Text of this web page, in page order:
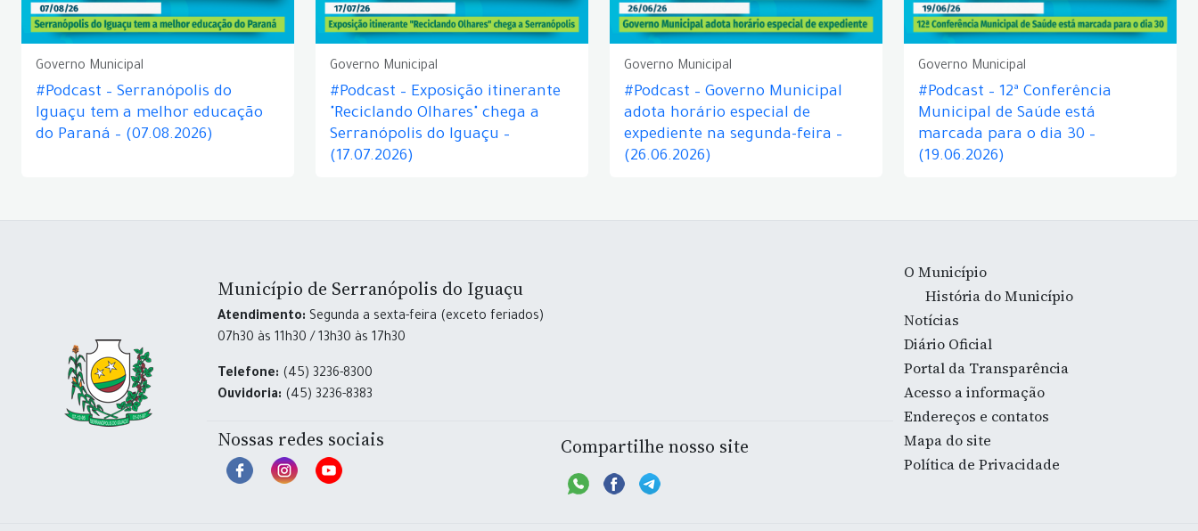
Governo Municipal
#Podcast – Serranópolis do
Iguaçu tem a melhor educação
do Paraná – (07.08.2026)
Governo Municipal
#Podcast – Exposição itinerante
"Reciclando Olhares" chega a
Serranópolis do Iguaçu –
(17.07.2026)
Governo Municipal
#Podcast – Governo Municipal
adota horário especial de
expediente na segunda-feira –
(26.06.2026)
Governo Municipal
#Podcast – 12ª Conferência
Municipal de Saúde está
marcada para o dia 30 –
(19.06.2026)
Município de Serranópolis do Iguaçu
Atendimento: Segunda a sexta-feira (exceto feriados)
07h30 às 11h30 / 13h30 às 17h30
Telefone: (45) 3236-8300
Ouvidoria: (45) 3236-8383
Nossas redes sociais Compartilhe nosso site
O Município
História do Município
Notícias
Diário Oficial
Portal da Transparência
Acesso a informação
Endereços e contatos
Mapa do site
Política de Privacidade